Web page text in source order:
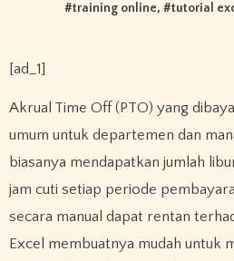
#training online, #tutorial
[ad_1]
Akrual Time Off (PTO) yang dibayar adalah persyaratan
umum untuk departemen dan
biasanya mendapatkan jumlah
jam cuti setiap periode
secara manual dapat rentan
Excel membuatnya mudah untuk